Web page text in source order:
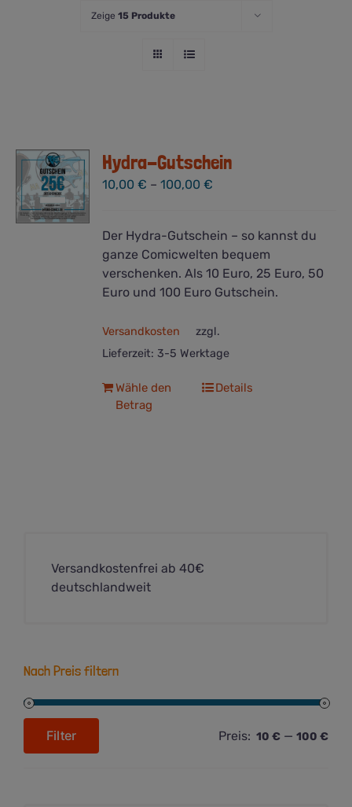
Zeige 15 Produkte
Hydra-Gutschein
10,00€ –100,00€
Der Hydra-Gutschein – so kannst du
ganze Comicwelten bequem
verschenken. Als 10 Euro, 25 Euro, 50
Euro und 100 Euro Gutschein.
zzgl.
Versandkosten
Lieferzeit: 3-5 Werktage
Wähle den
Betrag
Dieses
der
Details
Versandkostenfrei ab 40€
deutschlandweit
Nach Preis filtern
Max.
Filter Preis: 10 € — 100 €